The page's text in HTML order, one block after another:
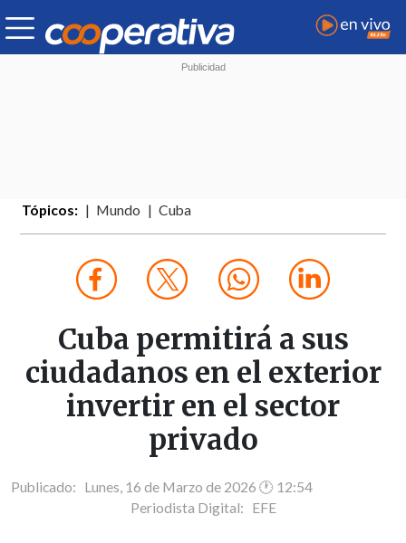
Tópicos: Mundo Cuba
Cuba permitirá a sus
ciudadanos en el exterior
invertir en el sector
privado
Publicado: Lunes, 16 de Marzo de 2026 🕐 12:54
Periodista Digital: EFE